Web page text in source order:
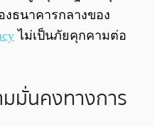
งธนาคารกลางของ
ไม่เป็นภัยคุกคามต่อ
มั่นคงทางการ